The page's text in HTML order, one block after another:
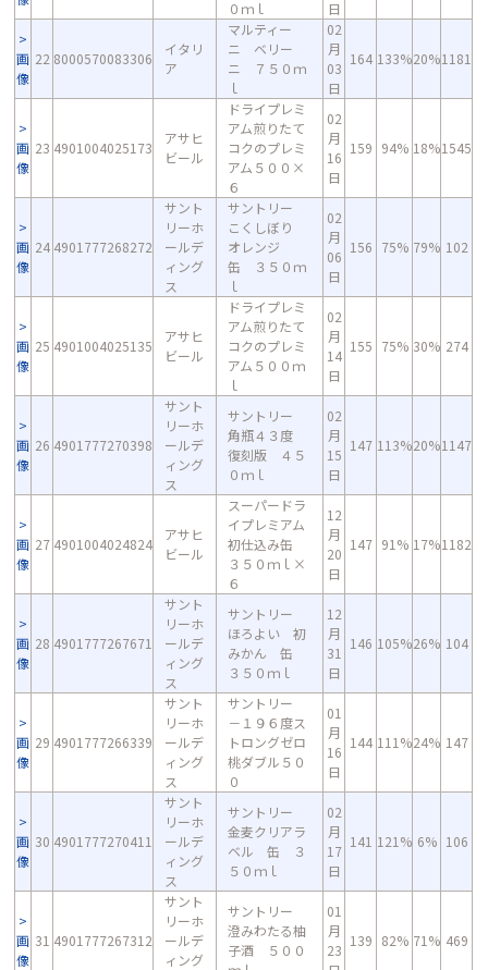
０ｍｌ 日
画
像
22 8000570083306
イタリ
ア
マルティー
ニ ベリー
ニ ７５０ｍ
ｌ
02
月
03
日
164 133%20%1181
画
像
23 4901004025173
アサヒ
ビール
ドライプレミ
アム煎りたて
コクのプレミ
アム５００×
６
02
月
16
日
159 94% 18%1545
画
像
24 4901777268272
サント
リーホ
ールデ
ィング
ス
サントリー
こくしぼり
オレンジ
缶 ３５０ｍ
ｌ
02
月
06
日
156 75% 79% 102
画
像
25 4901004025135
アサヒ
ビール
ドライプレミ
アム煎りたて
コクのプレミ
アム５００ｍ
ｌ
02
月
14
日
155 75% 30% 274
画
像
26 4901777270398
サント
リーホ
ールデ
ィング
ス
サントリー
角瓶４３度
復刻版 ４５
０ｍｌ
02
月
15
日
147 113%20%1147
画
像
27 4901004024824
アサヒ
ビール
スーパードラ
イプレミアム
初仕込み缶
３５０ｍｌ×
６
12
月
20
日
147 91% 17%1182
画
像
28 4901777267671
サント
リーホ
ールデ
ィング
ス
サントリー
ほろよい 初
みかん 缶
３５０ｍｌ
12
月
31
日
146 105%26% 104
画
像
29 4901777266339
サント
リーホ
ールデ
ィング
ス
サントリー
－１９６度ス
トロングゼロ
桃ダブル５０
０
01
月
16
日
144 111%24% 147
画
像
30 4901777270411
サント
リーホ
ールデ
ィング
ス
サントリー
金麦クリアラ
ベル 缶 ３
５０ｍｌ
02
月
17
日
141 121% 6% 106
画
像
31 4901777267312
サント
リーホ
ールデ
ィング
サントリー
澄みわたる柚
子酒 ５００
01
月
23
139 82% 71% 469